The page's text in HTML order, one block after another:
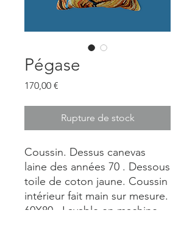
Pégase
170,00 €
Rupture de stock
Coussin. Dessus canevas
laine des années 70 . Dessous
toile de coton jaune. Coussin
intérieur fait main sur mesure.
60X80. Lavable en machine.